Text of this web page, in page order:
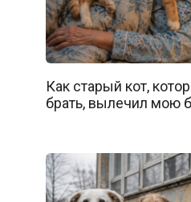
Как старый кот,
брать, вылечил мою